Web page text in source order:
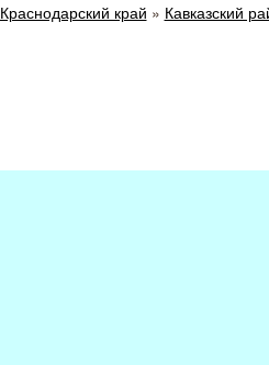
Краснодарский край » Кавказский